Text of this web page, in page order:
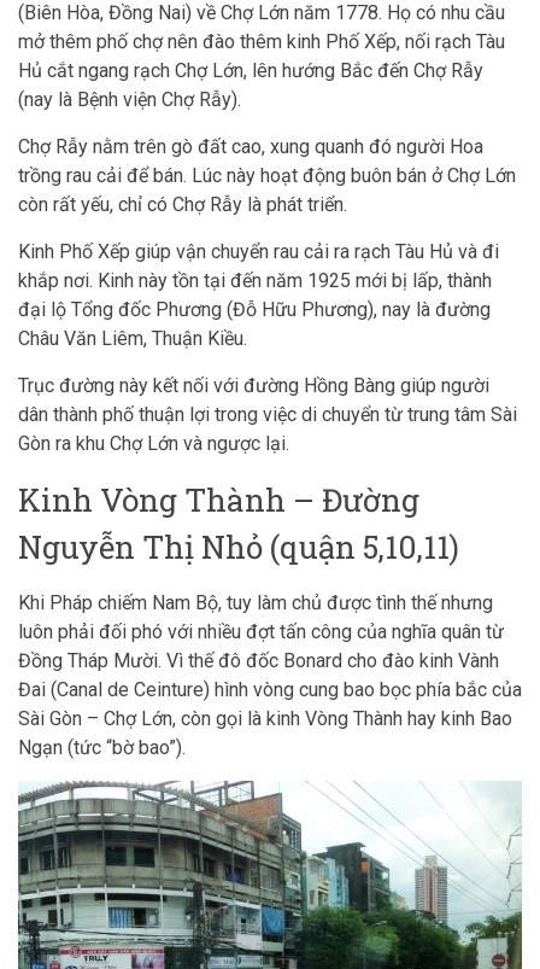
(Biên Hòa, Đồng Nai) về Chợ Lớn năm 1778. Họ có nhu cầu
mở thêm phố chợ nên đào thêm kinh Phố Xếp, nối rạch Tàu
Hủ cắt ngang rạch Chợ Lớn, lên hướng Bắc đến Chợ Rẫy
(nay là Bệnh viện Chợ Rẫy).
Chợ Rẫy nằm trên gò đất cao, xung quanh đó người Hoa
trồng rau cải để bán. Lúc này hoạt động buôn bán ở Chợ Lớn
còn rất yếu, chỉ có Chợ Rẫy là phát triển.
Kinh Phố Xếp giúp vận chuyển rau cải ra rạch Tàu Hủ và đi
khắp nơi. Kinh này tồn tại đến năm 1925 mới bị lấp, thành
đại lộ Tổng đốc Phương (Đỗ Hữu Phương), nay là đường
Châu Văn Liêm, Thuận Kiều.
Trục đường này kết nối với đường Hồng Bàng giúp người
dân thành phố thuận lợi trong việc di chuyển từ trung tâm Sài
Gòn ra khu Chợ Lớn và ngược lại.
Kinh Vòng Thành – Đường
Nguyễn Thị Nhỏ (quận 5,10,11)
Khi Pháp chiếm Nam Bộ, tuy làm chủ được tình thế nhưng
luôn phải đối phó với nhiều đợt tấn công của nghĩa quân từ
Đồng Tháp Mười. Vì thế đô đốc Bonard cho đào kinh Vành
Đai (Canal de Ceinture) hình vòng cung bao bọc phía bắc của
Sài Gòn – Chợ Lớn, còn gọi là kinh Vòng Thành hay kinh Bao
Ngạn (tức “bờ bao”).